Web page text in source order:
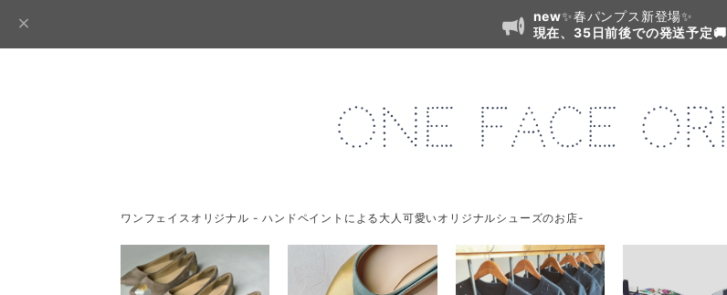
new✨春パンプス新登場✨
現在、35日前後での発送予定🚚
ワンフェイスオリジナル - ハンドペイントによる大人可愛いオリジナルシューズのお店-